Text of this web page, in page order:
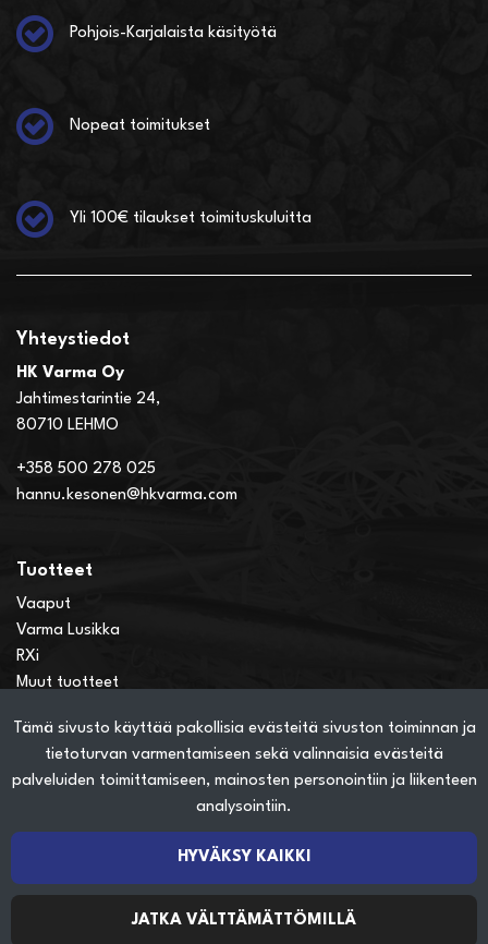
Tämä sivusto käyttää pakollisia evästeitä sivuston toiminnan ja
tietoturvan varmentamiseen sekä valinnaisia evästeitä
palveluiden toimittamiseen, mainosten personointiin ja liikenteen
analysointiin.
HYVÄKSY KAIKKI
JATKA VÄLTTÄMÄTTÖMILLÄ
Pohjois-Karjalaista käsityötä
Nopeat toimitukset
Yli 100€ tilaukset toimituskuluitta
Yhteystiedot
HK Varma Oy
Jahtimestarintie 24,
80710 LEHMO
+358 500 278 025
hannu.kesonen@hkvarma.com
Tuotteet
Vaaput
Varma Lusikka
RXi
Muut tuotteet
Verkkokauppainfo
Näin teet ostoksia verkkokaupassa
Tietosuojaseloste